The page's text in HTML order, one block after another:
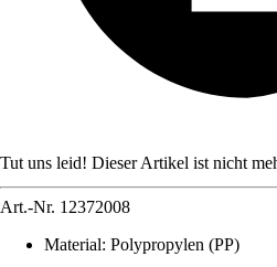
Tut uns leid! Dieser Artikel ist nicht
Art.-Nr. 12372008
Material: Polypropylen (PP)